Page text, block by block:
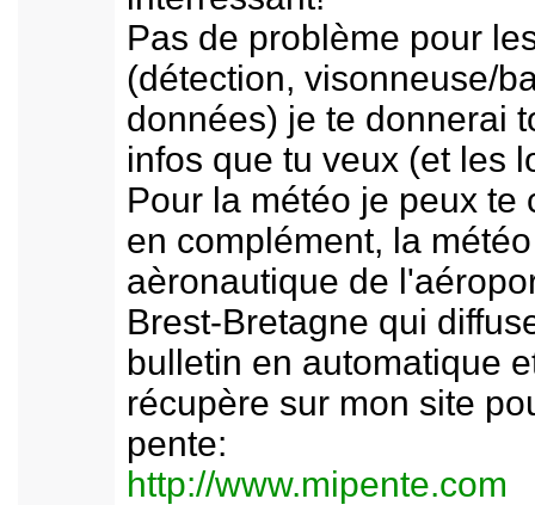
Pas de problème pour
(détection, visonneuse/
données) je te donnerai
infos que tu veux (et les
Pour la météo je peux te
en complément, la météo
aèronautique de
Brest-Bretagne qui
bulletin en automatique
récupère sur mon site
pente:
http://www.mipente.com